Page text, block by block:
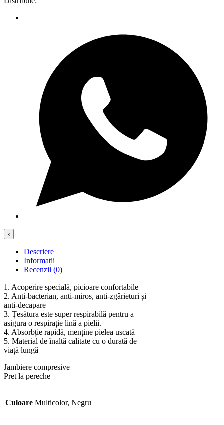
‹
Descriere
Informații
Recenzii (0)
1. Acoperire specială, picioare confortabile
2. Anti-bacterian, anti-miros, anti-zgârieturi și
anti-decapare
3. Țesătura este super respirabilă pentru a
asigura o respirație lină a pielii.
4. Absorbție rapidă, menține pielea uscată
5. Material de înaltă calitate cu o durată de
viață lungă
Jambiere compresive
Pret la pereche
Culoare Multicolor, Negru